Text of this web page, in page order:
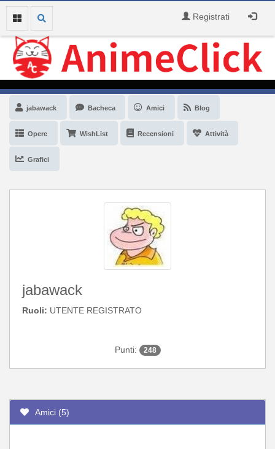
Registrati
jabawack Bacheca Amici Blog
Opere WishList Recensioni Attività
Grafici
jabawack
Ruoli: UTENTE REGISTRATO
Punti: 248
Amici (5)